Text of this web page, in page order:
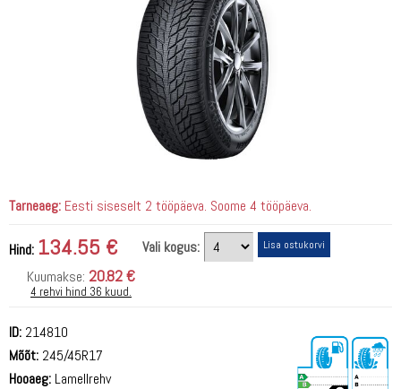
Tarneaeg: Eesti siseselt 2 tööpäeva. Soome 4 tööpäeva.
Hind: 134.55 €
Vali kogus:
Kuumakse: 20.82 €
4 rehvi hind 36 kuud.
ID: 214810
Mõõt: 245/45R17
Hooaeg: Lamellrehv